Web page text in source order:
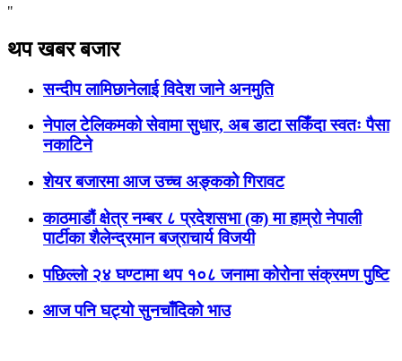
"
थप खबर बजार
सन्दीप लामिछानेलाई विदेश जाने अनमुति
नेपाल टेलिकमको सेवामा सुधार, अब डाटा सकिँदा स्वतः पैसा
नकाटिने
शेयर बजारमा आज उच्च अङ्कको गिरावट
काठमाडौं क्षेत्र नम्बर ८ प्रदेशसभा (क) मा हाम्रो नेपाली
पार्टीका शैलेन्द्रमान बज्राचार्य विजयी
पछिल्लो २४ घण्टामा थप १०८ जनामा कोरोना संक्रमण पुष्टि
आज पनि घट्यो सुनचाँदिको भाउ